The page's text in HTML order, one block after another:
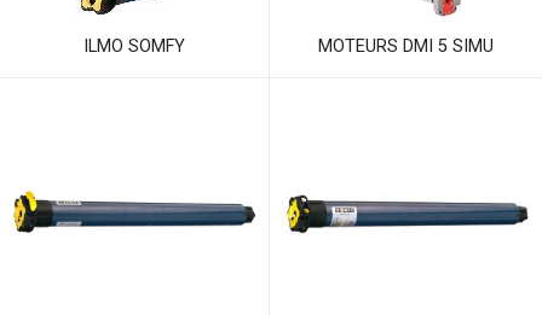
ILMO SOMFY MOTEURS DMI 5 SIMU